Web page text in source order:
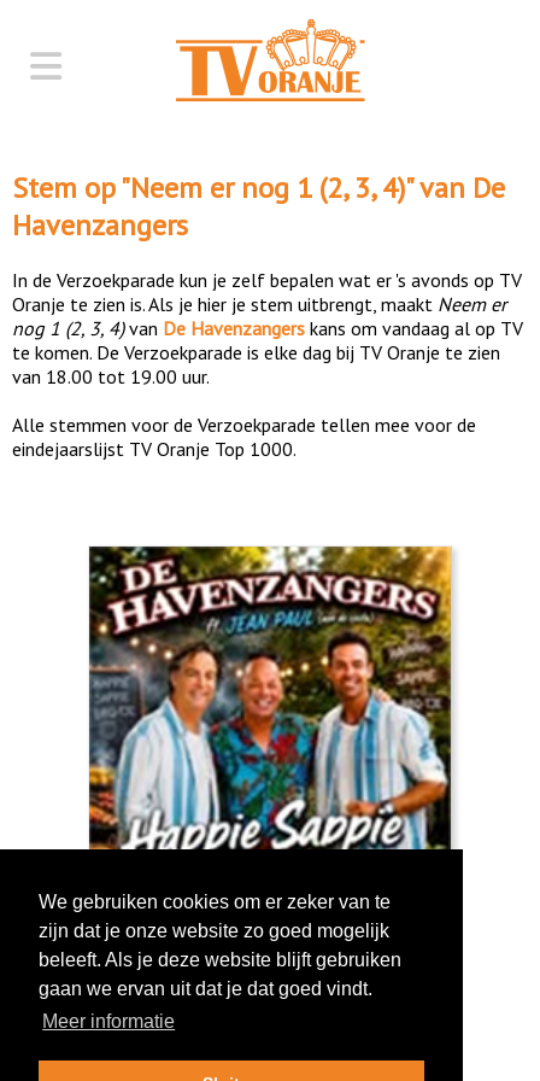
Stem op "Neem er nog 1 (2, 3, 4)" van De
Havenzangers
In de Verzoekparade kun je zelf bepalen wat er 's avonds op TV
Oranje te zien is. Als je hier je stem uitbrengt, maakt Neem er
nog 1 (2, 3, 4)van De Havenzangers kans om vandaag al op TV
te komen. De Verzoekparade is elke dag bij TV Oranje te zien
van 18.00 tot 19.00 uur.
Alle stemmen voor de Verzoekparade tellen mee voor de
eindejaarslijst TV Oranje Top 1000.
Log in om te stemmen!
We gebruiken cookies om er zeker van te
zijn dat je onze website zo goed mogelijk
beleeft. Als je deze website blijft gebruiken
gaan we ervan uit dat je dat goed vindt.
Meer informatie